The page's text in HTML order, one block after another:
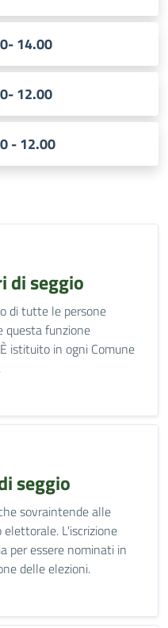
14.00
12.00
- 12.00
di seggio
di tutte le persone
questa funzione
istituito in ogni Comune
seggio
sovraintende alle
L'iscrizione
per essere nominati in
delle elezioni.